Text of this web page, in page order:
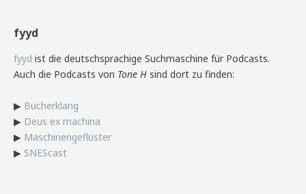
fyyd
fyyd ist die deutschsprachige Suchmaschine für Podcasts.
Auch die Podcasts von Tone H sind dort zu finden:
▶ Bücherklang
▶ Deus ex machina
▶ Maschinengeflüster
▶ SNEScast